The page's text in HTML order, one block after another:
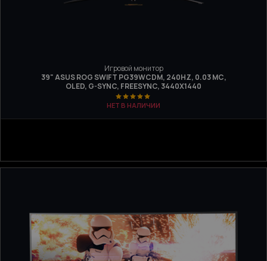
Игровой монитор
39" ASUS ROG SWIFT PG39WCDM, 240HZ, 0.03 МС,
OLED, G-SYNC, FREESYNC, 3440X1440
НЕТ В НАЛИЧИИ